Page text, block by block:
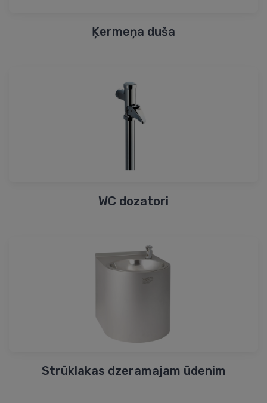
Ķermeņa duša
WC dozatori
Strūklakas dzeramajam ūdenim